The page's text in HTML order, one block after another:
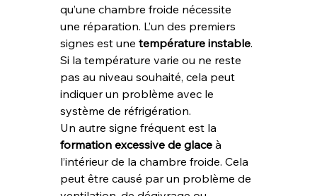
qu’une chambre froide nécessite
une réparation. L’un des premiers
signes est une température instable.
Si la température varie ou ne reste
pas au niveau souhaité, cela peut
indiquer un problème avec le
système de réfrigération.
Un autre signe fréquent est la
formation excessive de glace à
l’intérieur de la chambre froide. Cela
peut être causé par un problème de